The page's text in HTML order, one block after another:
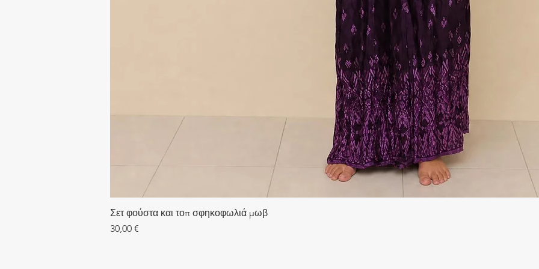
Σετ φούστα και τοπ σφηκοφωλιά μωβ
Τιμή
30,00 €